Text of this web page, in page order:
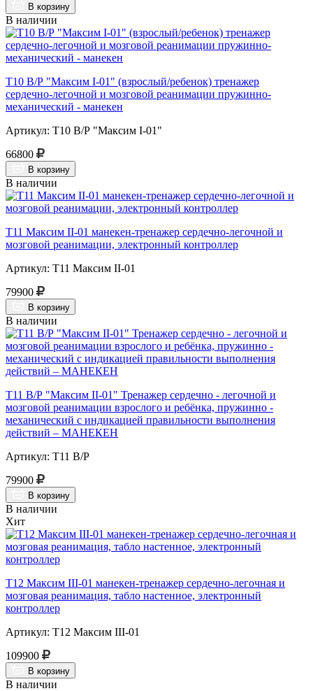
В корзину
В наличии
Т10 В/Р "Максим I-01" (взрослый/ребенок) тренажер
сердечно-легочной и мозговой реанимации пружинно-
механический - манекен
Артикул: Т10 В/Р "Максим I-01"
66800
В корзину
В наличии
Т11 Максим II-01 манекен-тренажер сердечно-легочной и
мозговой реанимации, электронный контроллер
Артикул: Т11 Максим II-01
79900
В корзину
В наличии
Т11 В/Р "Максим II-01" Тренажер сердечно - легочной и
мозговой реанимации взрослого и ребёнка, пружинно -
механический с индикацией правильности выполнения
действий – МАНЕКЕН
Артикул: Т11 В/Р
79900
В корзину
В наличии
Хит
Т12 Максим III-01 манекен-тренажер сердечно-легочная и
мозговая реанимация, табло настенное, электронный
контроллер
Артикул: Т12 Максим III-01
109900
В корзину
В наличии